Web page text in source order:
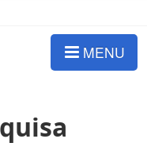
MENU